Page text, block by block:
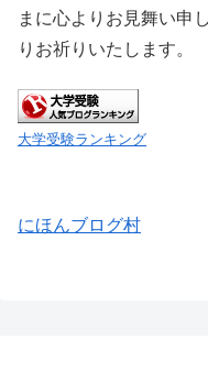
まに心よりお見舞い申
りお祈りいたします。
大学受験ランキング
にほんブログ村